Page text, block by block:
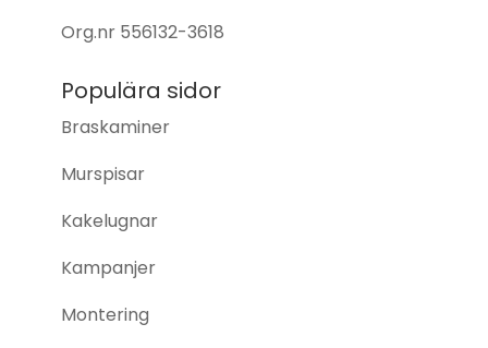
Org.nr 556132-3618
Populära sidor
Braskaminer
Murspisar
Kakelugnar
Kampanjer
Montering